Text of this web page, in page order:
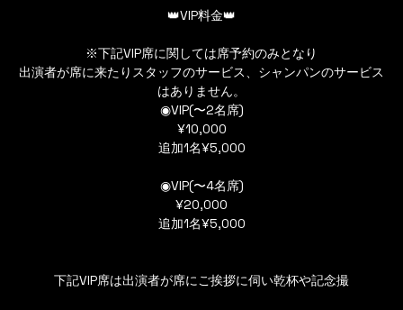
👑VIP料金👑
※下記VIP席に関しては席予約のみとなり
出演者が席に来たりスタッフのサービス、シャンパンのサービス
はありません。
◉VIP(〜2名席)
¥10,000
追加1名¥5,000
◉VIP(〜4名席)
¥20,000
追加1名¥5,000
下記VIP席は出演者が席にご挨拶に伺い乾杯や記念撮